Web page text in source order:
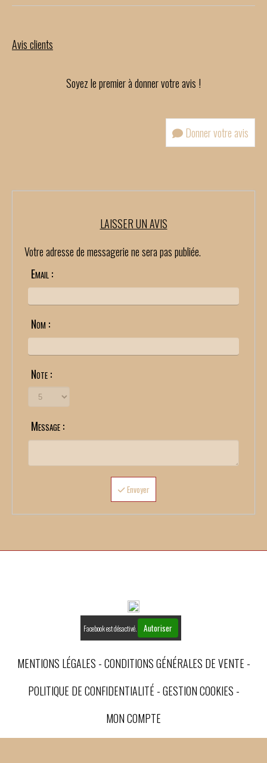
Avis clients
Soyez le premier à donner votre avis !
Donner votre avis
LAISSER UN AVIS
Votre adresse de messagerie ne sera pas publiée.
Email :
Nom :
Note :
Message :
Envoyer
Facebook est désactivé. Autoriser
MENTIONS LÉGALES CONDITIONS GÉNÉRALES DE VENTE
POLITIQUE DE CONFIDENTIALITÉ GESTION COOKIES
MON COMPTE